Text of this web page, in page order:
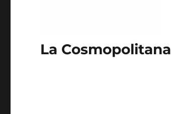
La Cosmopolitana